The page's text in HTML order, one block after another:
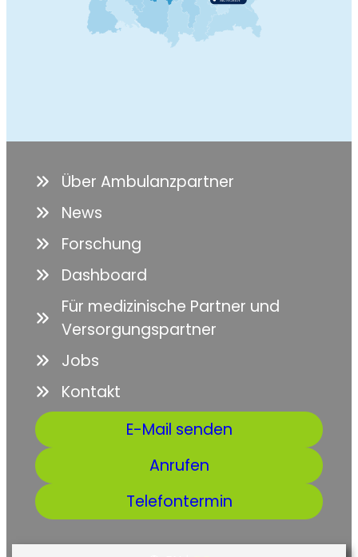
Über Ambulanzpartner
News
Forschung
Dashboard
Für medizinische Partner und
Versorgungspartner
Jobs
Kontakt
E-Mail senden
Anrufen
Telefontermin